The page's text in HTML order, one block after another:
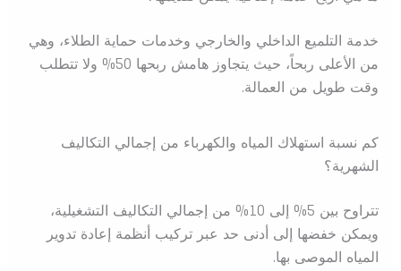
خدمة التلميع الداخلي والخارجي وخدمات حماية الطلاء، وهي
من الأعلى ربحاً، حيث يتجاوز هامش ربحها 50% ولا تتطلب
وقت طويل من العمالة.
كم نسبة استهلاك المياه والكهرباء من إجمالي التكاليف
الشهرية؟
تتراوح بين 5% إلى 10% من إجمالي التكاليف التشغيلية،
ويمكن خفضها إلى أدنى حد عبر تركيب أنظمة إعادة تدوير
المياه الموصى بها.